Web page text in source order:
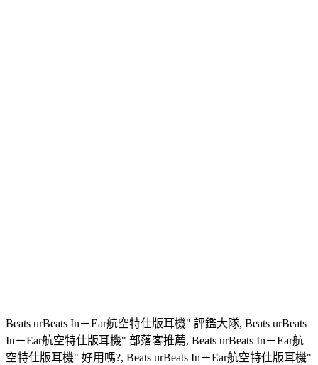
Beats urBeats In－Ear航空特仕版耳機" 評鑑大隊, Beats urBeats
In－Ear航空特仕版耳機" 部落客推薦, Beats urBeats In－Ear航
空特仕版耳機" 好用嗎?, Beats urBeats In－Ear航空特仕版耳機"